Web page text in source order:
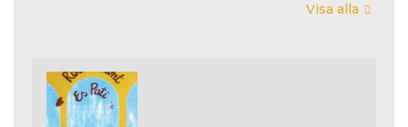
Visa alla